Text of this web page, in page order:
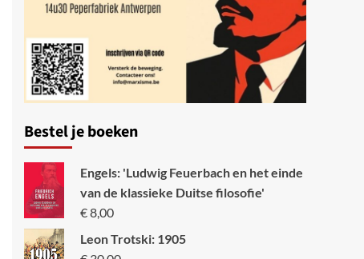
Bestel je boeken
Engels: 'Ludwig Feuerbach en het einde
van de klassieke Duitse filosofie'
€8,00
Leon Trotski: 1905